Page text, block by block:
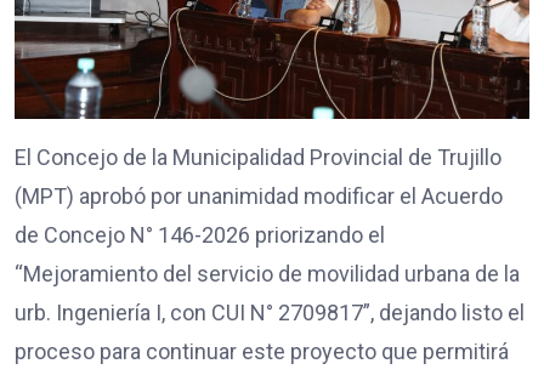
El Concejo de la Municipalidad Provincial de Trujillo
(MPT) aprobó por unanimidad modificar el Acuerdo
de Concejo N° 146-2026 priorizando el
“Mejoramiento del servicio de movilidad urbana de la
urb. Ingeniería I, con CUI N° 2709817”, dejando listo el
proceso para continuar este proyecto que permitirá